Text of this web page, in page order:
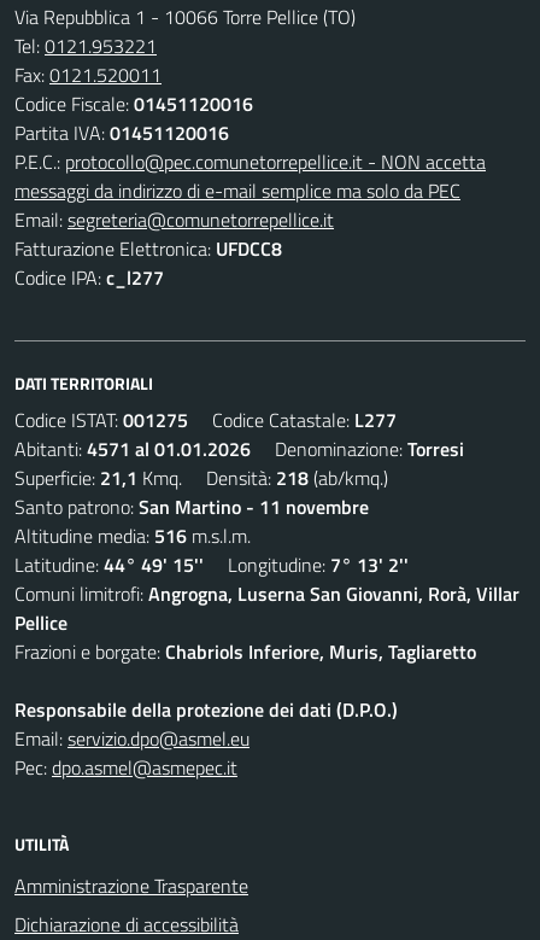
Via Repubblica 1 - 10066 Torre Pellice (TO)
Tel:0121.953221
Fax:0121.520011
Codice Fiscale:01451120016
Partita IVA:01451120016
P.E.C.: protocollo@pec.comunetorrepellice.it - NON accetta
messaggi da indirizzo di e-mail semplice ma solo da PEC
Email:segreteria@comunetorrepellice.it
Fatturazione Elettronica: UFDCC8
Codice IPA:c_l277
DATI TERRITORIALI
Codice ISTAT:001275 Codice Catastale: L277
Abitanti:4571 al 01.01.2026 Denominazione:Torresi
Superficie: 21,1 Kmq. Densità: 218(ab/kmq.)
Santo patrono:San Martino - 11 novembre
Altitudine media: 516 m.s.l.m.
Latitudine:44° 49' 15'' Longitudine: 7° 13' 2''
Comuni limitrofi:Angrogna, Luserna San Giovanni, Rorà, Villar
Pellice
Frazioni e borgate:Chabriols Inferiore, Muris, Tagliaretto
Responsabile della protezione dei dati (D.P.O.)
Email:servizio.dpo@asmel.eu
Pec:dpo.asmel@asmepec.it
UTILITÀ
Amministrazione Trasparente
Dichiarazione di accessibilità